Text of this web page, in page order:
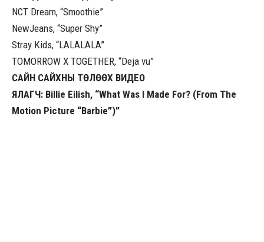
NCT Dream, “Smoothie”
NewJeans, “Super Shy”
Stray Kids, “LALALALA”
TOMORROW X TOGETHER, “Deja vu”
САЙН САЙХНЫ ТӨЛӨӨХ ВИДЕО
ЯЛАГЧ: Billie Eilish, “What Was I Made For? (From The
Motion Picture “Barbie”)”